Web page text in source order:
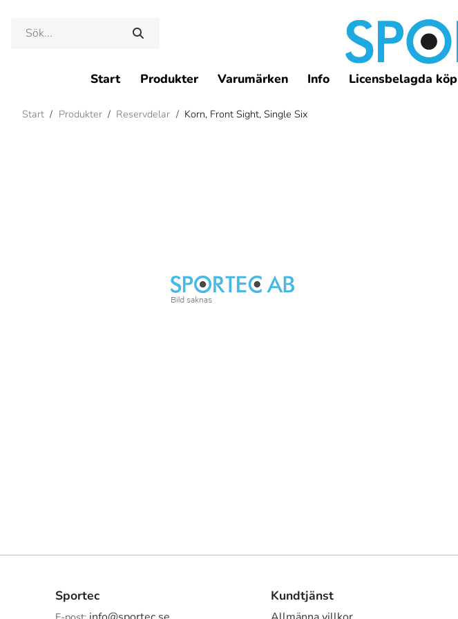
Start Produkter Varumärken Info Licensbelagda köp
Start / Produkter / Reservdelar / Korn, Front Sight, Single Six
Sportec Kundtjänst